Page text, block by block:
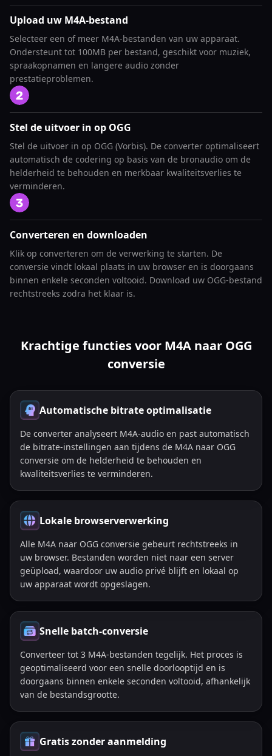
Upload uw M4A-bestand
Selecteer een of meer M4A-bestanden van uw apparaat.
Ondersteunt tot 100MB per bestand, geschikt voor muziek,
spraakopnamen en langere audio zonder
prestatieproblemen.
Stel de uitvoer in op OGG
Stel de uitvoer in op OGG (Vorbis). De converter optimaliseert
automatisch de codering op basis van de bronaudio om de
helderheid te behouden en merkbaar kwaliteitsverlies te
verminderen.
Converteren en downloaden
Klik op converteren om de verwerking te starten. De
conversie vindt lokaal plaats in uw browser en is doorgaans
binnen enkele seconden voltooid. Download uw OGG-bestand
rechtstreeks zodra het klaar is.
Krachtige functies voor M4A naar OGG
conversie
Automatische bitrate optimalisatie
De converter analyseert M4A-audio en past automatisch
de bitrate-instellingen aan tijdens de M4A naar OGG
conversie om de helderheid te behouden en
kwaliteitsverlies te verminderen.
Lokale browserverwerking
Alle M4A naar OGG conversie gebeurt rechtstreeks in
uw browser. Bestanden worden niet naar een server
geüpload, waardoor uw audio privé blijft en lokaal op
uw apparaat wordt opgeslagen.
Snelle batch-conversie
Converteer tot 3 M4A-bestanden tegelijk. Het proces is
geoptimaliseerd voor een snelle doorlooptijd en is
doorgaans binnen enkele seconden voltooid, afhankelijk
van de bestandsgrootte.
Gratis zonder aanmelding